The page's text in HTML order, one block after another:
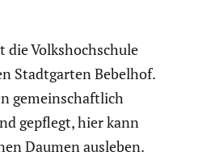
die Volks­hoch­schule
Stadt­garten Bebelhof.
gemein­schaft­lich
gepflegt, hier kann
Daumen ausleben.